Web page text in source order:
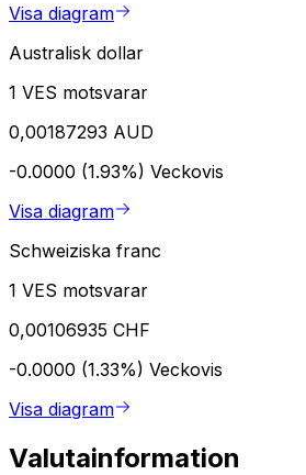
Visa diagram
Australisk dollar
1 VES motsvarar
0,00187293 AUD
-0.0000 (1.93%) Veckovis
Visa diagram
Schweiziska franc
1 VES motsvarar
0,00106935 CHF
-0.0000 (1.33%) Veckovis
Visa diagram
Valutainformation